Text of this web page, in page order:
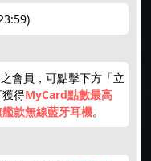
new new
會員，可點擊下方「立
得MyCard點數最高
款無線藍牙耳機。